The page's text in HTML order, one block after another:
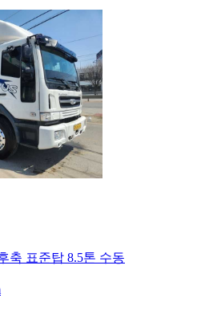
축 표준탑 8.5톤 수동